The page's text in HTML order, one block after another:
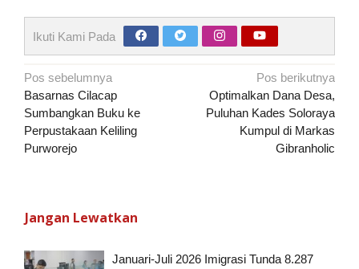
Ikuti Kami Pada
Navigasi
pos
Pos sebelumnya
Basarnas Cilacap
Sumbangkan Buku ke
Perpustakaan Keliling
Purworejo
Pos berikutnya
Optimalkan Dana Desa,
Puluhan Kades Soloraya
Kumpul di Markas
Gibranholic
Jangan Lewatkan
Januari-Juli 2026 Imigrasi Tunda 8.287